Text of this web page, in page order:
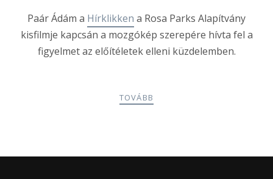
Paár Ádám a Hírklikken a Rosa Parks Alapítvány
kisfilmje kapcsán a mozgókép szerepére hívta fel a
figyelmet az előítéletek elleni küzdelemben.
TOVÁBB